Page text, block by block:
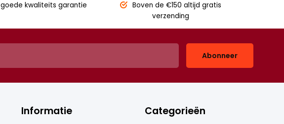
goede kwaliteits garantie Boven de €150 altijd gratis
verzending
Abonneer
Informatie Categorieën